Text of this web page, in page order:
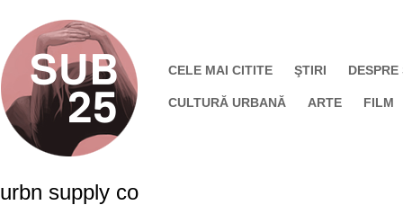
CELE MAI CITITE ŞTIRI DESPRE
CULTURĂ URBANĂ ARTE FILM
urbn supply co